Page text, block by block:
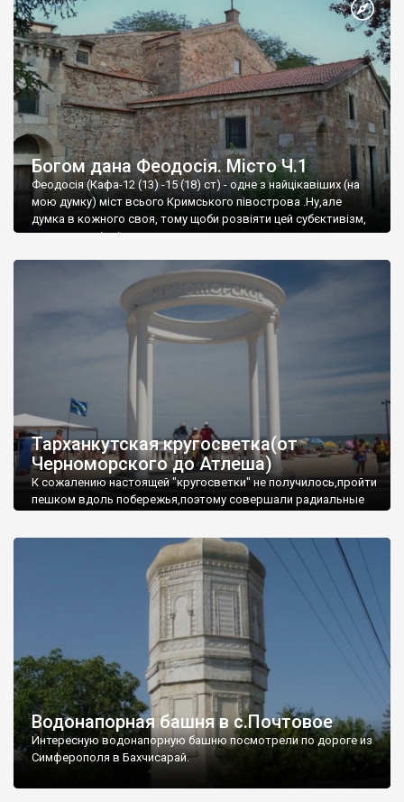
Богом дана Феодосія. Місто Ч.1
Феодосія (Кафа-12 (13) -15 (18) ст) - одне з найцікавіших (на
мою думку) міст всього Кримського півострова .Ну,але
думка в кожного своя, тому щоби розвіяти цей субєктивізм,
запрошую відвідати це
Тарханкутская кругосветка(от
Черноморского до Атлеша)
К сожалению настоящей "кругосветки" не получилось,пройти
пешком вдоль побережья,поэтому совершали радиальные
Водонапорная башня в с.Почтовое
Интересную водонапорную башню посмотрели по дороге из
Симферополя в Бахчисарай.